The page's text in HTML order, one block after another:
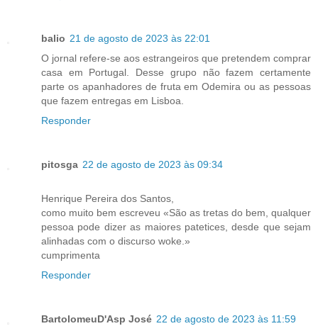
balio 21 de agosto de 2023 às 22:01
O jornal refere-se aos estrangeiros que pretendem comprar
casa em Portugal. Desse grupo não fazem certamente
parte os apanhadores de fruta em Odemira ou as pessoas
que fazem entregas em Lisboa.
Responder
pitosga 22 de agosto de 2023 às 09:34
Henrique Pereira dos Santos,
como muito bem escreveu «São as tretas do bem, qualquer
pessoa pode dizer as maiores patetices, desde que sejam
alinhadas com o discurso woke.»
cumprimenta
Responder
BartolomeuD'Asp José 22 de agosto de 2023 às 11:59